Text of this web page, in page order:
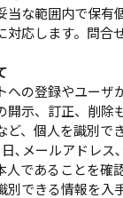
当な範囲内で保有
対応します。問合
への登録やユーザ
開示、訂正、削除
ど、個人を識別で
､メールアドレス
人であることを確
別できる情報を入